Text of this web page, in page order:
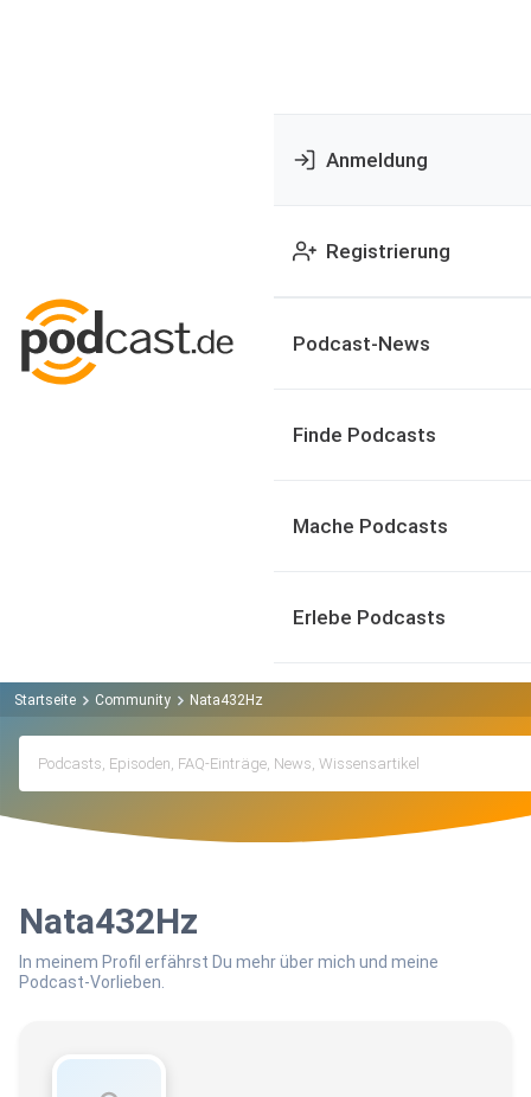
Anmeldung
Registrierung
Podcast-News
Finde Podcasts
Mache Podcasts
Erlebe Podcasts
Startseite Community Nata432Hz
Nata432Hz
In meinem Profil erfährst Du mehr über mich und meine
Podcast-Vorlieben.